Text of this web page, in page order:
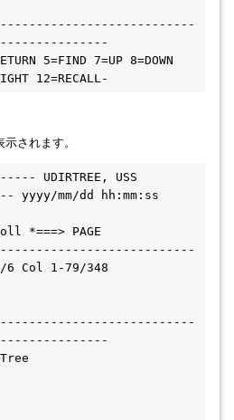
5=FIND 7=UP 8=DOWN
12=RECALL-
されます。
mm/dd hh:mm:ss
PAGE
Col 1-79/348
zzzzzzz